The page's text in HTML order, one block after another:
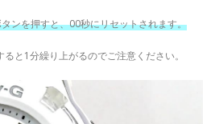
ンを押すと、00秒にリセットされます。
と1分繰り上がるのでご注意ください。